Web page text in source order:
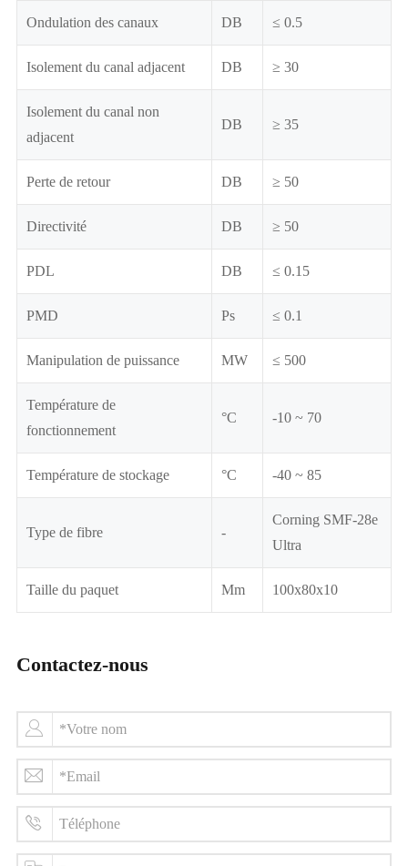
Ondulation des canaux DB ≤ 0.5
Isolement du canal adjacent DB ≥ 30
Isolement du canal non
adjacent
DB ≥ 35
Perte de retour DB ≥ 50
Directivité DB ≥ 50
PDL DB ≤ 0.15
PMD Ps ≤ 0.1
Manipulation de puissance MW ≤ 500
Température de
fonctionnement
°C -10 ~ 70
Température de stockage °C -40 ~ 85
Type de fibre -
Corning SMF-28e
Ultra
Taille du paquet Mm 100x80x10
Contactez-nous